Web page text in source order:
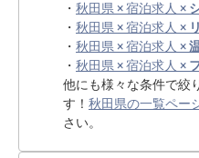
・ 秋田県 × 宿泊求人 ×
・ 秋田県 × 宿泊求人 ×
・ 秋田県 × 宿泊求人 ×
・ 秋田県 × 宿泊求人 ×
他にも様々な条件で絞
す！ 秋田県の一覧ペー
さい。